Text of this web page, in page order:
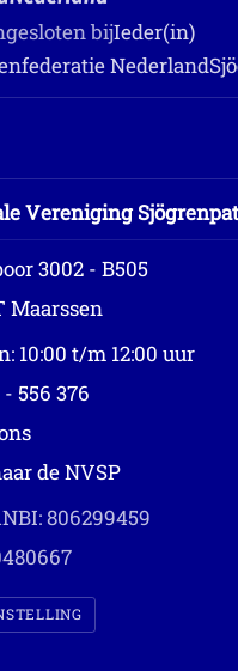
bijIeder(in)
Nederland
Vereniging
3002 - B505
Maarssen
10:00 t/m 12:00 uur
- 556 376
de NVSP
806299459